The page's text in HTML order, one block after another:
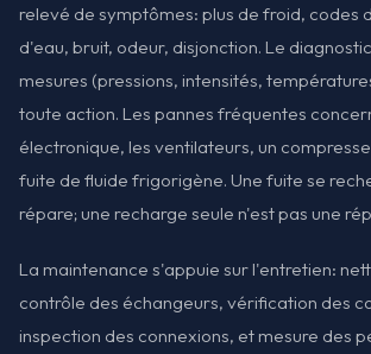
relevé de symptômes: plus de froid, codes
d'eau, bruit, odeur, disjonction. Le
mesures (pressions, intensités,
toute action. Les pannes fréquentes
électronique, les ventilateurs, un
fuite de fluide frigorigène. Une fuite se
répare; une recharge seule n'est pas une
La maintenance s'appuie sur l'entretien:
contrôle des échangeurs, vérification des
inspection des connexions, et mesure des